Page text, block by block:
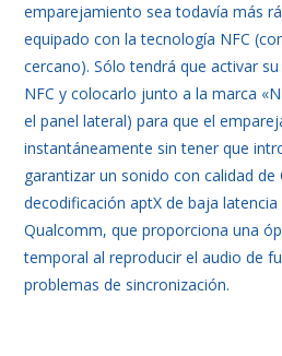
emparejamiento sea todavía más
equipado con la tecnología NFC
cercano). Sólo tendrá que activar
NFC y colocarlo junto a la marca
el panel lateral) para que el
instantáneamente sin tener que
garantizar un sonido con calidad de
decodificación aptX de baja
Qualcomm, que proporciona una
temporal al reproducir el audio de
problemas de sincronización.